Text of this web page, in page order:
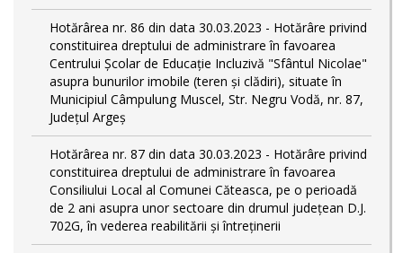
Hotărârea nr. 86 din data 30.03.2023 - Hotărâre privind
constituirea dreptului de administrare în favoarea
Centrului Școlar de Educație Incluzivă "Sfântul Nicolae"
asupra bunurilor imobile (teren și clădiri), situate în
Municipiul Câmpulung Muscel, Str. Negru Vodă, nr. 87,
Județul Argeș
Hotărârea nr. 87 din data 30.03.2023 - Hotărâre privind
constituirea dreptului de administrare în favoarea
Consiliului Local al Comunei Căteasca, pe o perioadă
de 2 ani asupra unor sectoare din drumul județean D.J.
702G, în vederea reabilitării și întreținerii